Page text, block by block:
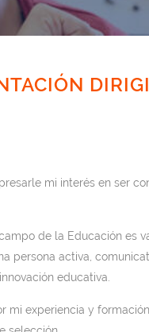
mi interés en ser
de la Educación es
persona activa,
educativa.
mi experiencia y